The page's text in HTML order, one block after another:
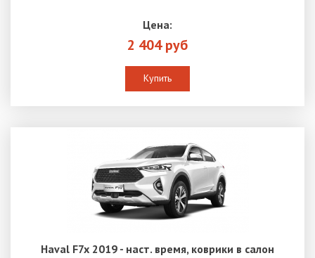
Цена:
2 404 руб
Купить
Haval F7x 2019 - наст. время, коврики в салон